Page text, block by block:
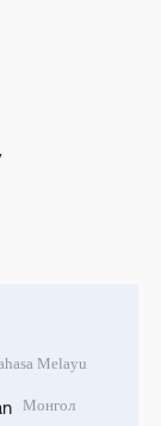
Melayu
Монгол